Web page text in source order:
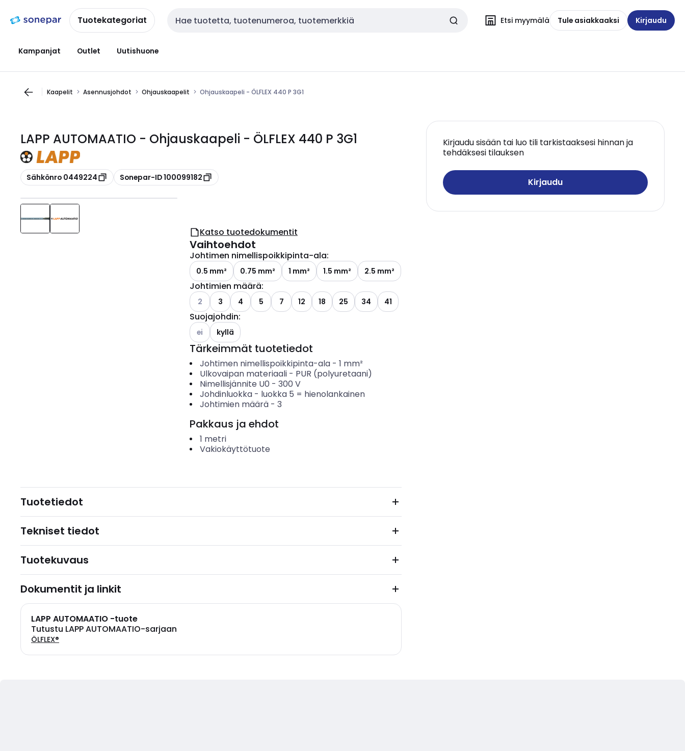
navigointiinsisältöönTuotekategoriat Haku Etsi myymälä Tule asiakkaaksi Kirjaudu
Kampanjat Outlet Uutishuone
Kaapelit Asennusjohdot Ohjauskaapelit Ohjauskaapeli - ÖLFLEX 440 P 3G1
LAPP AUTOMAATIO - Ohjauskaapeli - ÖLFLEX 440 P 3G1
Kopioi
Sähkönro 0449224 Kopioi
Sonepar-ID 100099182
Kirjaudu sisään tai luo tili tarkistaaksesi hinnan ja
tehdäksesi tilauksen
Kirjaudu
Katso tuotedokumentit
Vaihtoehdot
Johtimen nimellispoikkipinta-ala:
0.5 mm² 0.75 mm² 1 mm² 1.5 mm² 2.5 mm²
Johtimien määrä:
Katso käytettävissä olevat vaihtoehdot
2 3 4 5 7 12 18 25 34 41
Suojajohdin:
Katso käytettävissä olevat vaihtoehdot
ei kyllä
Tärkeimmät tuotetiedot
Johtimen nimellispoikkipinta-ala- 1 mm²
Ulkovaipan materiaali- PUR (polyuretaani)
Nimellisjännite U0 - 300 V
Johdinluokka- luokka 5 = hienolankainen
Johtimien määrä- 3
Pakkaus ja ehdot
1 metri
Vakiokäyttötuote
Tuotetiedot
Tekniset tiedot
Tuotekuvaus
Dokumentit ja linkit
LAPP AUTOMAATIO -tuote
Tutustu LAPP AUTOMAATIO-sarjaan
ÖLFLEX®